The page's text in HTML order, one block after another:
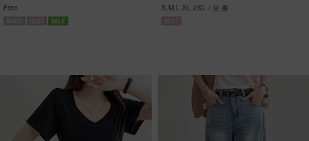
Free
S,M,L,XL,2XL / 숏,롱